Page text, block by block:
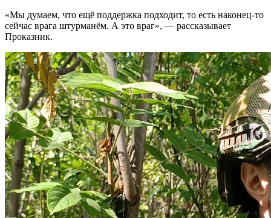
«Мы думаем, что ещё поддержка подходит, то есть наконец-то
сейчас врага штурманём. А это враг», — рассказывает
Проказник.